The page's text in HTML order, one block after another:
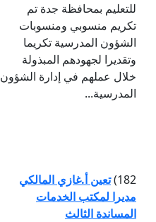
للتعليم بمحافظة جدة تم
تكريم منسوبي ومنسوبات
الشؤون المدرسية تكريما
وتقديرا لجهودهم المبذولة
خلال عملهم في إدارة الشؤون
المدرسية...
182) تعين أ.غازي المالكي
مديرا لمكتب الخدمات
المساندة الثالث